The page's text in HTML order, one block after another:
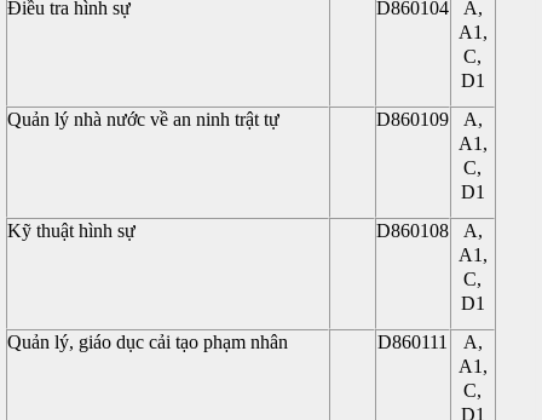
Điều tra hình sự D860104
A,
A1,
C,
D1
Quản lý nhà nước về an ninh trật tự
D860109
A,
A1,
C,
D1
Kỹ thuật hình sự
D860108
A,
A1,
C,
D1
Quản lý, giáo dục cải tạo phạm nhân
D860111
A,
A1,
C,
D1